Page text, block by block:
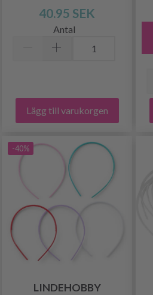
40.95 SEK
Antal
Lägg till varukorgen
-40%
LINDEHOBBY